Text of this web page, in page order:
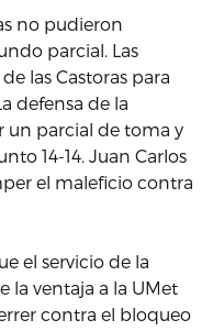
no pudieron
parcial. Las
las Castoras para
defensa de la
un parcial de toma y
14-14. Juan Carlos
el maleficio contra
el servicio de la
la ventaja a la UMet
contra el bloqueo